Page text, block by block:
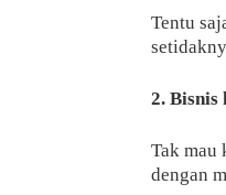
Tentu
2. Bisnis
Tak mau
dengan